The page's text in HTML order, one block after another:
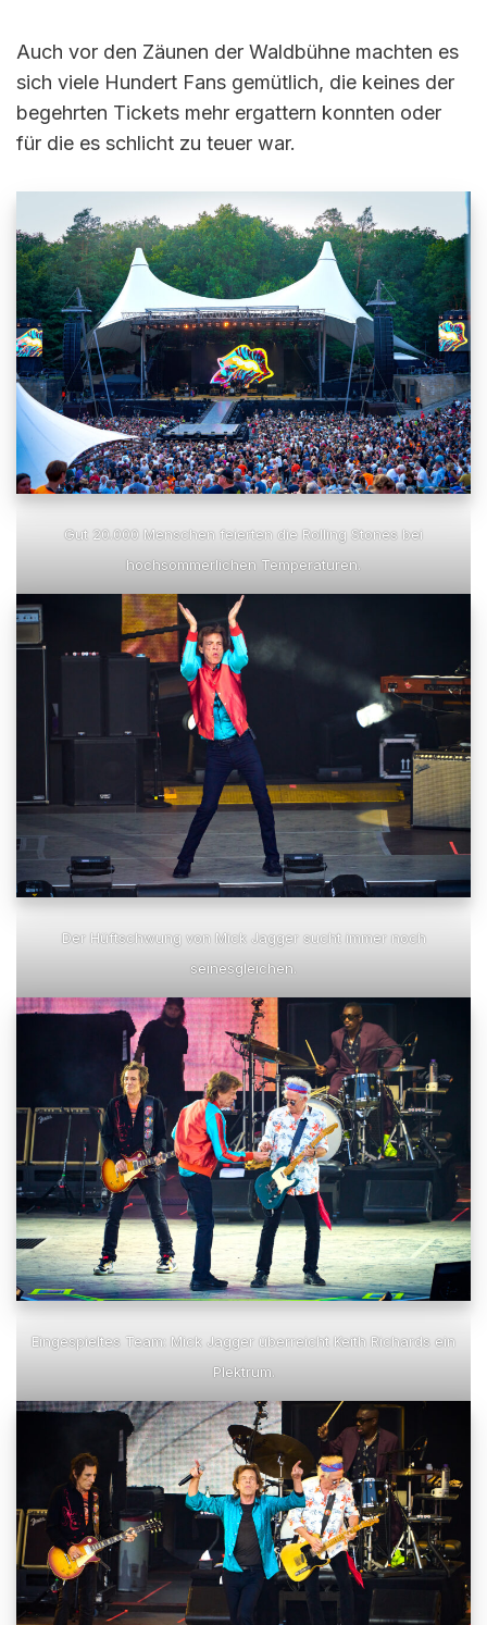
Auch vor den Zäunen der Waldbühne machten es
sich viele Hundert Fans gemütlich, die keines der
begehrten Tickets mehr ergattern konnten oder
für die es schlicht zu teuer war.
Gut 20.000 Menschen feierten die Rolling Stones bei
hochsommerlichen Temperaturen.
Der Hüftschwung von Mick Jagger sucht immer noch
seinesgleichen.
Eingespieltes Team: Mick Jagger überreicht Keith Richards ein
Plektrum.